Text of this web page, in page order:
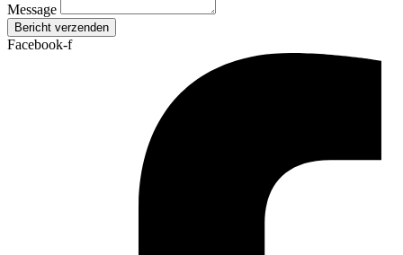
Message
Bericht verzenden
Facebook-f